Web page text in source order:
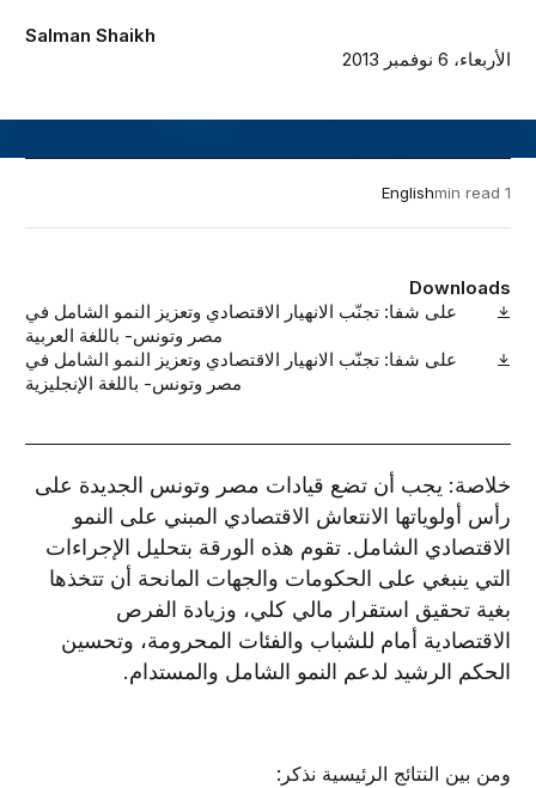
Salman Shaikh
الأربعاء، 6 نوفمبر 2013
1 min read
English
Downloads
على شفا: تجنّب الانهيار الاقتصادي وتعزيز النمو الشامل في
مصر وتونس- باللغة العربية
على شفا: تجنّب الانهيار الاقتصادي وتعزيز النمو الشامل في
مصر وتونس- باللغة الإنجليزية
خلاصة: يجب أن تضع قيادات مصر وتونس الجديدة على
رأس أولوياتها الانتعاش الاقتصادي المبني على النمو
الاقتصادي الشامل. تقوم هذه الورقة بتحليل الإجراءات
التي ينبغي على الحكومات والجهات المانحة أن تتخذها
بغية تحقيق استقرار مالي كلي، وزيادة الفرص
الاقتصادية أمام للشباب والفئات المحرومة، وتحسين
الحكم الرشيد لدعم النمو الشامل والمستدام.
ومن بين النتائج الرئيسية نذكر: